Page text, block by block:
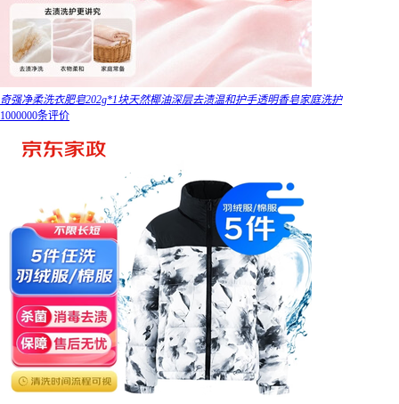
奇强净柔洗衣肥皂202g*1块天然椰油深层去渍温和护手透明香皂家庭洗护
1000000条评价